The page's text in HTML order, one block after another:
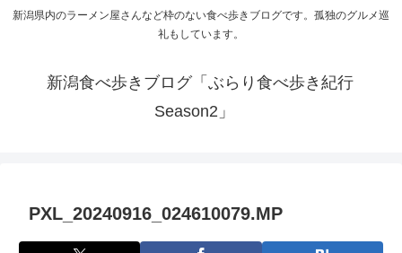
新潟県内のラーメン屋さんなど枠のない食べ歩きブログです。孤独のグルメ巡
礼もしています。
新潟食べ歩きブログ「ぶらり食べ歩き紀行
Season2」
PXL_20240916_024610079.MP